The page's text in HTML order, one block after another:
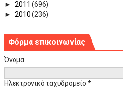
► 2011 (696)
► 2010 (236)
Φόρμα επικοινωνίας
Όνομα
Ηλεκτρονικό ταχυδρομείο *